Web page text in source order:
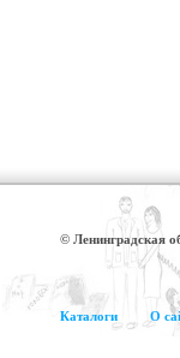
© Ленинградская
Каталоги О